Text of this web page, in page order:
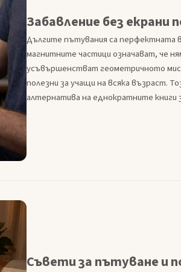
Забавление без екрани
Дългите пътувания са перфектната
магнитните частици означават, че
усъвършенстват геометричното
полезни за учащи на всяка възраст.
алтернатива на еднократните книги
Съвети за пътуване и